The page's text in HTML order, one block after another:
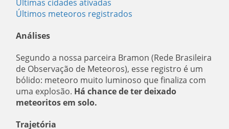
Últimas cidades ativadas
Últimos meteoros registrados
Análises
Segundo a nossa parceira Bramon (Rede Brasileira
de Observação de Meteoros), esse registro é um
bólido: meteoro muito luminoso que finaliza com
uma explosão. Há chance de ter deixado
meteoritos em solo.
Trajetória